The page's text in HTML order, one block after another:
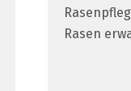
Rasen